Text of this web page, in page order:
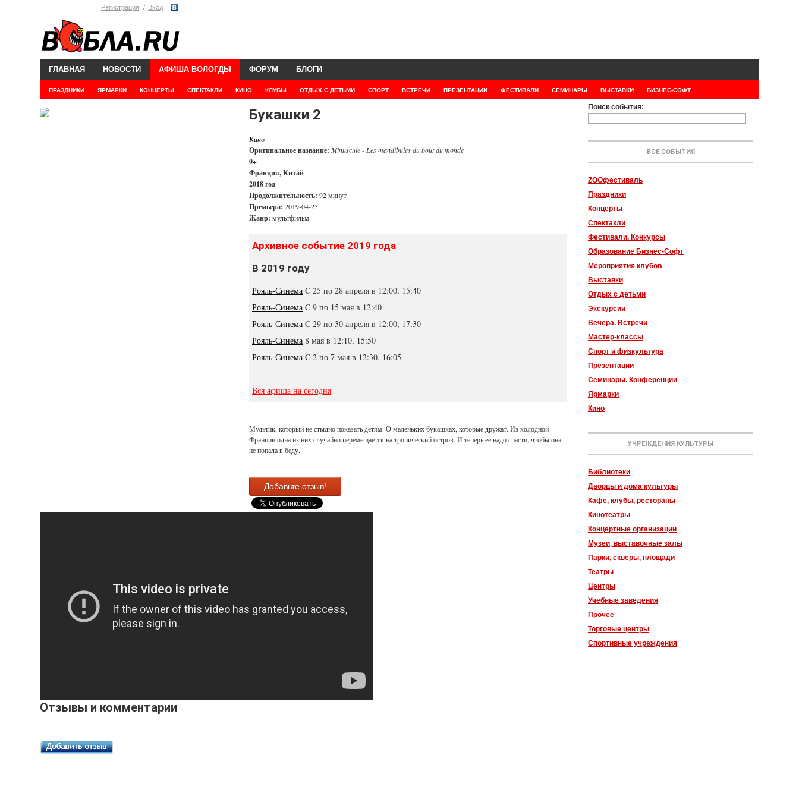
Регистрация Вход
ГЛАВНАЯ НОВОСТИ АФИША ВОЛОГДЫ
ПРАЗДНИКИ ЯРМАРКИ КОНЦЕРТЫ СПЕКТАКЛИ КИНО КЛУБЫ ОТДЫХ С ДЕТЬМИ СПОРТ ВСТРЕЧИ ПРЕЗЕНТАЦИИ ФЕСТИВАЛИ СЕМИНАРЫ ВЫСТАВКИ БИЗНЕС-СОФТ
ФОРУМ БЛОГИ
Букашки 2
Кино
Оригинальное название: Minuscule - Les mandibules du bout du monde
0+
Франция, Китай
2018 год
Продолжительность: 92 минут
Премьера: 2019-04-25
Жанр: мультфильм
Архивное событие 2019 года
В 2019 году
Рояль-Синема C 25 по 28 апреля в 12:00, 15:40
Рояль-Синема C 9 по 15 мая в 12:40
Рояль-Синема C 29 по 30 апреля в 12:00, 17:30
Рояль-Синема 8 мая в 12:10, 15:50
Рояль-Синема C 2 по 7 мая в 12:30, 16:05
Вся афиша на сегодня
Мультик, который не стыдно показать детям. О маленьких букашках, которые дружат. Из холодной
Франции одна из них случайно перемещается на тропический остров. И теперь ее надо спасти, чтобы она
не попала в беду.
Добавьте отзыв!
Отзывы и комментарии
Поиск события:
ВСЕ СОБЫТИЯ
ZOOфестиваль
Праздники
Концерты
Спектакли
Фестивали. Конкурсы
Образование Бизнес-Софт
Мероприятия клубов
Выставки
Отдых с детьми
Экскурсии
Вечера. Встречи
Мастер-классы
Спорт и физкультура
Презентации
Семинары. Конференции
Ярмарки
Кино
УЧРЕЖДЕНИЯ КУЛЬТУРЫ
Библиотеки
Дворцы и дома культуры
Кафе, клубы, рестораны
Кинотеатры
Концертные организации
Музеи, выставочные залы
Парки, скверы, площади
Театры
Центры
Учебные заведения
Прочее
Торговые центры
Спортивные учреждения